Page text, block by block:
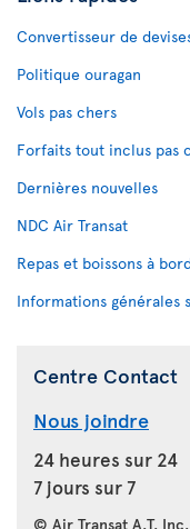
Convertisseur de
Politique ouragan
Vols pas chers
Forfaits tout inclus pas
Dernières nouvelles
NDC Air Transat
Repas et boissons à
Informations générales
Centre Contact
Nous joindre
24 heures sur 24
7 jours sur 7
© Air Transat A.T. Inc.